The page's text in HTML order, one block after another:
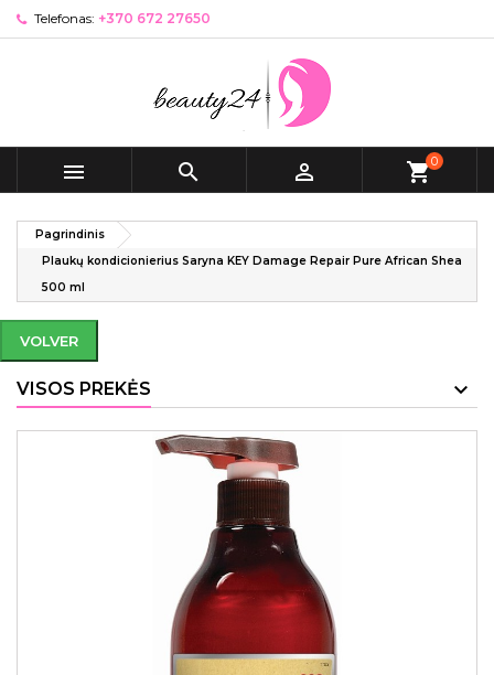
Telefonas: +370 672 27650
   shopping_cart0
Pagrindinis
Plaukų kondicionierius Saryna KEY Damage Repair Pure African Shea
500 ml
VOLVER
VISOS PREKĖS